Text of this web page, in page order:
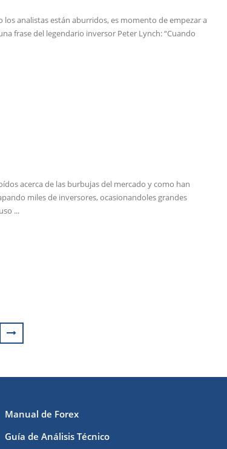
los analistas están aburridos, es momento de empezar a
frase del legendario inversor Peter Lynch: “Cuando
acerca de las burbujas del mercado y como han
miles de inversores, ocasionandoles grandes
...
Manual de Forex
Guía de Análisis Técnico